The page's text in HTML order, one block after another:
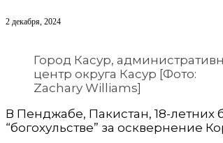
2 декабря, 2024
Город Касур,
центр округа Касур [Фото:
Zachary Williams]
В Пенджабе, Пакистан, 18-летних
“богохульстве” за осквернение